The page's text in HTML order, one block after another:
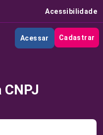
Acessibilidade
Acessar Cadastrar